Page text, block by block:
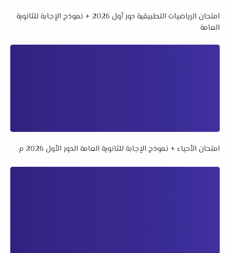
امتحان الرياضيات التطبيقية دور أول 2026 + نموذج الإجابة للثانوية
العامة
امتحان الأحياء + نموذج الإجابة للثانوية العامة الدور الأول 2026 م